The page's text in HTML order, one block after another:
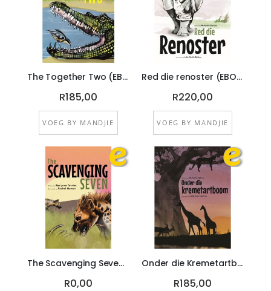
The Together Two (EBOEK)
R185,00
VOEG BY MANDJIE
Red die renoster (EBOEK)
R220,00
VOEG BY MANDJIE
The Scavenging Seven (EBOEK)
R0,00
Onder die Kremetartboom (EBOEK)
R185,00